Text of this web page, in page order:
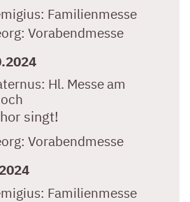
Familienmesse
Vorabendmesse
Hl. Messe am
singt!
Vorabendmesse
Familienmesse